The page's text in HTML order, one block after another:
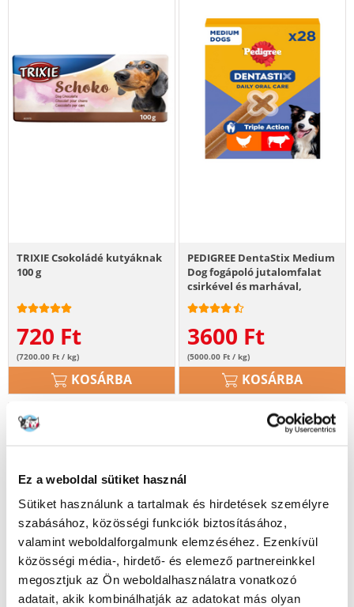
Ez a weboldal sütiket használ
Sütiket használunk a tartalmak és hirdetések személyre
szabásához, közösségi funkciók biztosításához,
valamint weboldalforgalmunk elemzéséhez. Ezenkívül
közösségi média-, hirdető- és elemező partnereinkkel
megosztjuk az Ön weboldalhasználatra vonatkozó
adatait, akik kombinálhatják az adatokat más olyan
TRIXIE Csokoládé kutyáknak
100 g
720 Ft
(7200.00 Ft / kg)
KOSÁRBA
PEDIGREE DentaStix Medium
Dog fogápoló jutalomfalat
csirkével és marhával,
közepes testű felnőtt
kutyáknak 4x180g
3600 Ft
(5000.00 Ft / kg)
KOSÁRBA